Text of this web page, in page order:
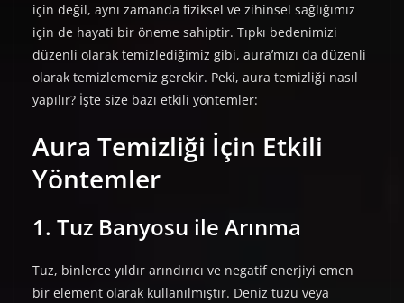
için değil, aynı zamanda fiziksel ve zihinsel sağlığımız
için de hayati bir öneme sahiptir. Tıpkı bedenimizi
düzenli olarak temizlediğimiz gibi, aura’mızı da düzenli
olarak temizlememiz gerekir. Peki, aura temizliği nasıl
yapılır? İşte size bazı etkili yöntemler:
Aura Temizliği İçin Etkili
Yöntemler
1. Tuz Banyosu ile Arınma
Tuz, binlerce yıldır arındırıcı ve negatif enerjiyi emen
bir element olarak kullanılmıştır. Deniz tuzu veya